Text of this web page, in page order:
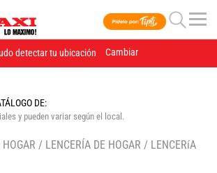
detectar tu ubicación Cambiar
DE:
y pueden variar según el local.
HOGAR / LENCERÍA DE HOGAR / LENCERíA